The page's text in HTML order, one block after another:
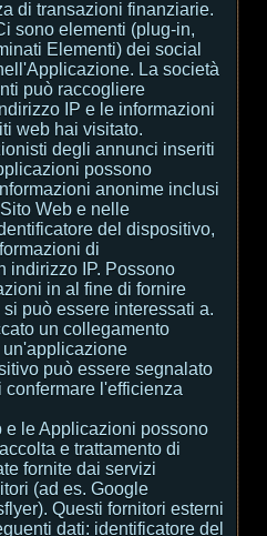
di transazioni finanziarie.
sono elementi (plug-in,
Elementi) dei social
La società
può raccogliere
IP e le informazioni
web hai visitato.
degli annunci inseriti
possono
anonime inclusi
Web e nelle
del dispositivo,
di
indirizzo IP. Possono
in al fine di fornire
può essere interessati a.
un collegamento
può essere segnalato
l'efficienza
e le Applicazioni possono
e trattamento di
fornite dai servizi
(ad es. Google
Questi fornitori esterni
dati: identificatore del